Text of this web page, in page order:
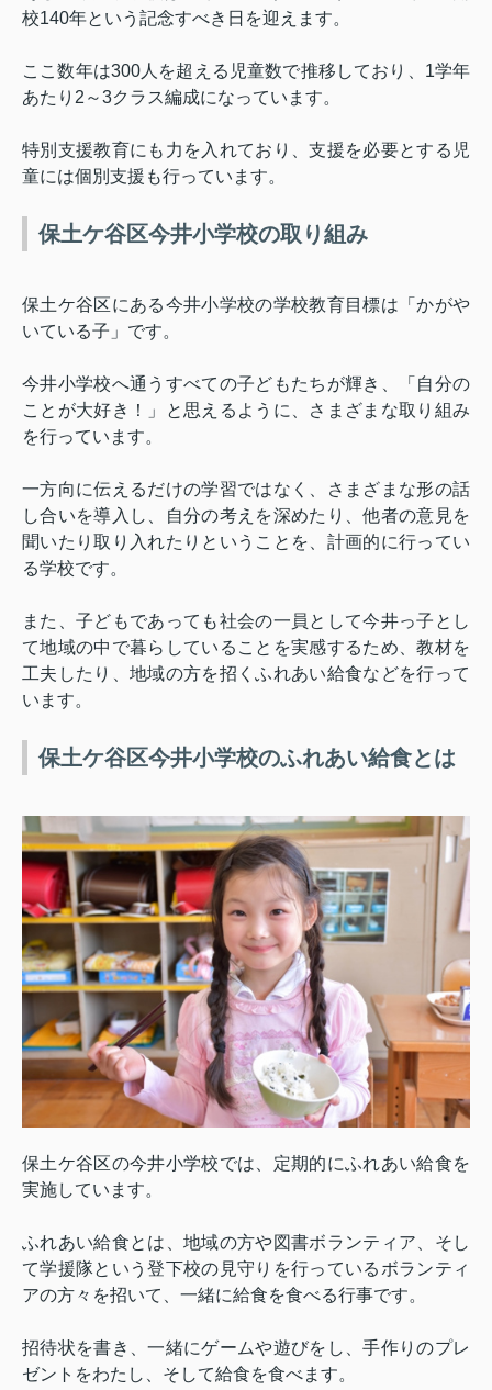
校140年という記念すべき日を迎えます。
ここ数年は300人を超える児童数で推移しており、 1学年
あたり 2 ～3クラス編成になっています。
特別支援教育にも力を入れており、支援を必要とする児
童には個別支援も行っています。
保土ケ谷区今井小学校の取り組み
保土ケ谷区にある今井小学校の学校教育目標は「かがや
いている子」です。
今井小学校へ通うすべての子どもたちが輝き、「自分の
ことが大好き！」と思えるように、さまざまな取り組み
を行っています。
一方向に伝えるだけの学習ではなく、さまざまな形の話
し合いを導入し、自分の考えを深めたり、他者の意見を
聞いたり取り入れたりということを、計画的に行ってい
る学校です。
また、子どもであっても社会の一員として今井っ子とし
て地域の中で暮らしていることを実感するため、教材を
工夫したり、地域の方を招くふれあい給食などを行って
います。
保土ケ谷区今井小学校のふれあい給食とは
保土ケ谷区の今井小学校では、定期的にふれあい給食を
実施しています。
ふれあい給食とは、地域の方や図書ボランティア、そし
て学援隊という登下校の見守りを行っているボランティ
アの方々を招いて、一緒に給食を食べる行事です。
招待状を書き、一緒にゲームや遊びをし、手作りのプレ
ゼントをわたし、そして給食を食べます。